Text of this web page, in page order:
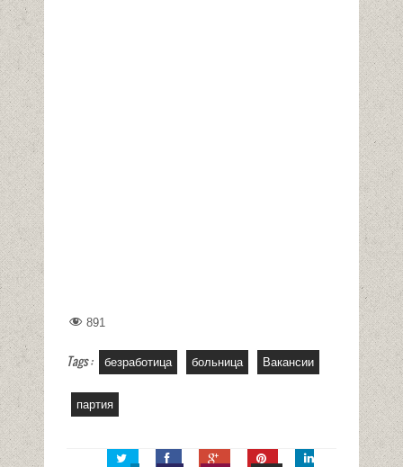
891
Tags : безработица больница Вакансии
партия